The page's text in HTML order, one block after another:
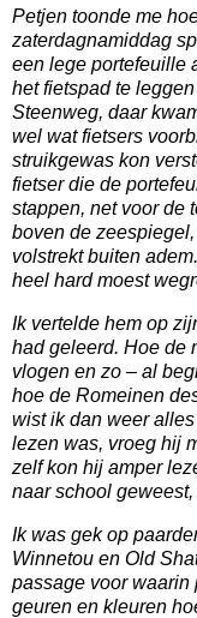
Petjen toonde me
zaterdagnamiddag
een lege portefeuille
het fietspad te
Steenweg, daar
wel wat fietsers
struikgewas kon
fietser die de
stappen, net voor de
boven de
volstrekt buiten
heel hard moest
Ik vertelde hem op
had geleerd. Hoe de
vlogen en zo – al
hoe de Romeinen
wist ik dan weer
lezen was, vroeg hij
zelf kon hij amper
naar school geweest,
Ik was gek op
Winnetou en Old
passage voor waarin
geuren en kleuren